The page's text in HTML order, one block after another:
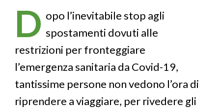
D opo l’inevitabile stop agli
spostamenti dovuti alle
restrizioni per fronteggiare
l’emergenza sanitaria da Covid-19,
tantissime persone non vedono l’ora di
riprendere a viaggiare, per rivedere gli